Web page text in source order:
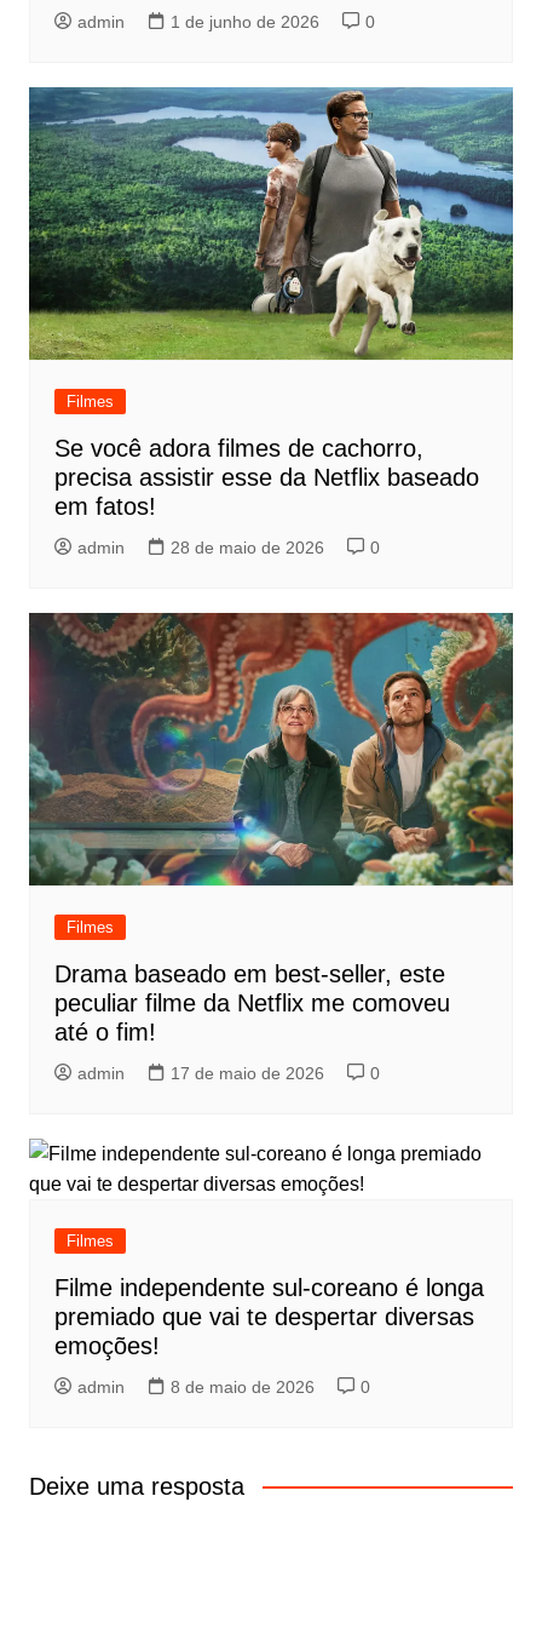
admin 1 de junho de 2026 0
Filmes
Se você adora filmes de cachorro,
precisa assistir esse da Netflix baseado
em fatos!
admin 28 de maio de 2026 0
Filmes
Drama baseado em best-seller, este
peculiar filme da Netflix me comoveu
até o fim!
admin 17 de maio de 2026 0
Filmes
Filme independente sul-coreano é longa
premiado que vai te despertar diversas
emoções!
admin 8 de maio de 2026 0
Deixe uma resposta